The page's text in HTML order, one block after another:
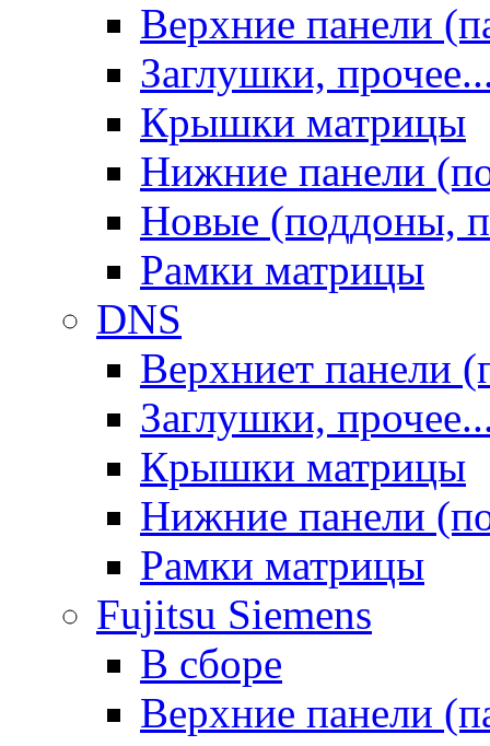
Верхние панели
Заглушки,
Крышки матрицы
Нижние панели
Новые (поддоны,
Рамки матрицы
DNS
Верхниет панели
Заглушки,
Крышки матрицы
Нижние панели
Рамки матрицы
Fujitsu Siemens
В сборе
Верхние панели